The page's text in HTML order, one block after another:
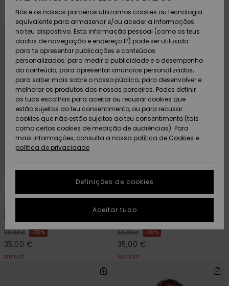
Calçado e
chinelos
Surfe/água
Snow
Artigos
recém-
chegados
Coleções
Calçado e
chinelos
Surfe/água
Neve
Artigos
recém-
chegados
Highlights
Highlights
Snow
SURF
Highlights
Community
SNOW
Criança
Snow Shop
Feminino
Highlights
Community
DUPLA
PROMO
Outlet
Mulher
AJUDA
Pagamento
Cartão
presente
Quiksilver
Freedom
Protecção de
dados
Guia de
tamanhos
conversa para
obteres a
resposta mais
rápida à tua
Iniciar uma
conversa
SUSTAINABILITY
PRESENTE
LISTA DE
DESEJO
Avançar
procurar
critérios
filtragem
Avançar
ordenar
Surfsilk Holmes 17"
Boardshorts/Calções de
banho Preto Rapazes 8-16
50,00 € 30%
35,00 €
OUTLET
3
Surfsilk Straight 17"
Boardshorts/Calções de
50,00 € 30%
35,00 €
OUTLET
Nós e os nossos parceiros utilizamos cookies ou tecnologia
equivalente para armazenar e/ou aceder a informações
no teu dispositivo. Esta informação pessoal (como os teus
dados de navegação e endereço IP) pode ser utilizada
para te apresentar publicações e conteúdos
personalizados; para medir a publicidade e o desempenho
do conteúdo; para apresentar anúncios personalizados;
para saber mais sobre o nosso público; para desenvolver e
melhorar os produtos dos nossos parceiros. Podes definir
as tuas escolhas para aceitar ou recusar cookies que
estão sujeitos ao teu consentimento, ou para recusar
cookies que não estão sujeitos ao teu consentimento (tais
como certos cookies de medição de audiências). Para
mais informações, consulta a nossa política de Cookies e
política de privacidade
Definições de cookies
Aceitar tudo